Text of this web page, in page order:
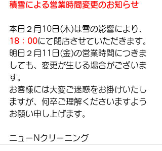
積雪による営業時間変更のお知らせ
本日２月10日(木)は雪の影響により、
18：00にて閉店させていただきます。
明日２月11日(金)の営業時間につきま
しても、変更が生じる場合がございま
す。
お客様には大変ご迷惑をお掛けいたし
ますが、何卒ご理解くださいますよう
お願い申し上げます。
ニューNクリーニング